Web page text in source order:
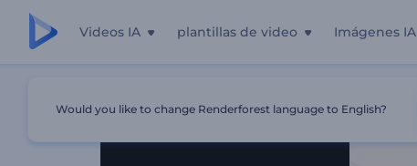
Videos IA plantillas de video Imágenes IA
Would you like to change Renderforest language to English?